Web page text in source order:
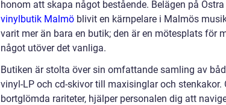
honom att skapa något bestående. Belägen på
vinylbutik Malmö blivit en kärnpelare i Malmös
varit mer än bara en butik; den är en mötesplats för
något utöver det vanliga.
Butiken är stolta över sin omfattande samling av
vinyl-LP och cd-skivor till maxisinglar och
bortglömda rariteter, hjälper personalen dig att